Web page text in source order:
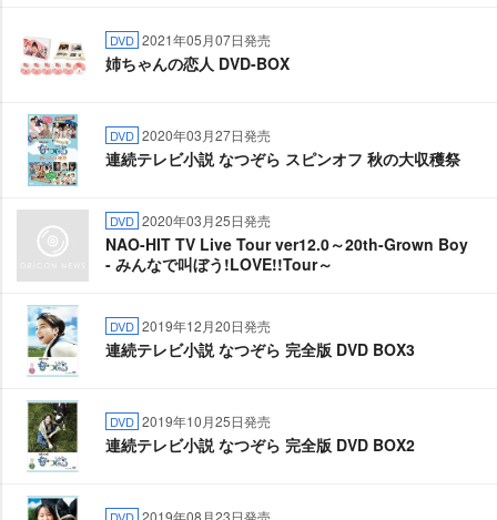
DVD 2021年05月07日発売
姉ちゃんの恋人 DVD-BOX
DVD 2020年03月27日発売
連続テレビ小説 なつぞら スピンオフ 秋の大収穫祭
DVD 2020年03月25日発売
NAO-HIT TV Live Tour ver12.0～20th-Grown Boy
- みんなで叫ぼう!LOVE!!Tour～
DVD 2019年12月20日発売
連続テレビ小説 なつぞら 完全版 DVD BOX3
DVD 2019年10月25日発売
連続テレビ小説 なつぞら 完全版 DVD BOX2
2019年08月23日発売